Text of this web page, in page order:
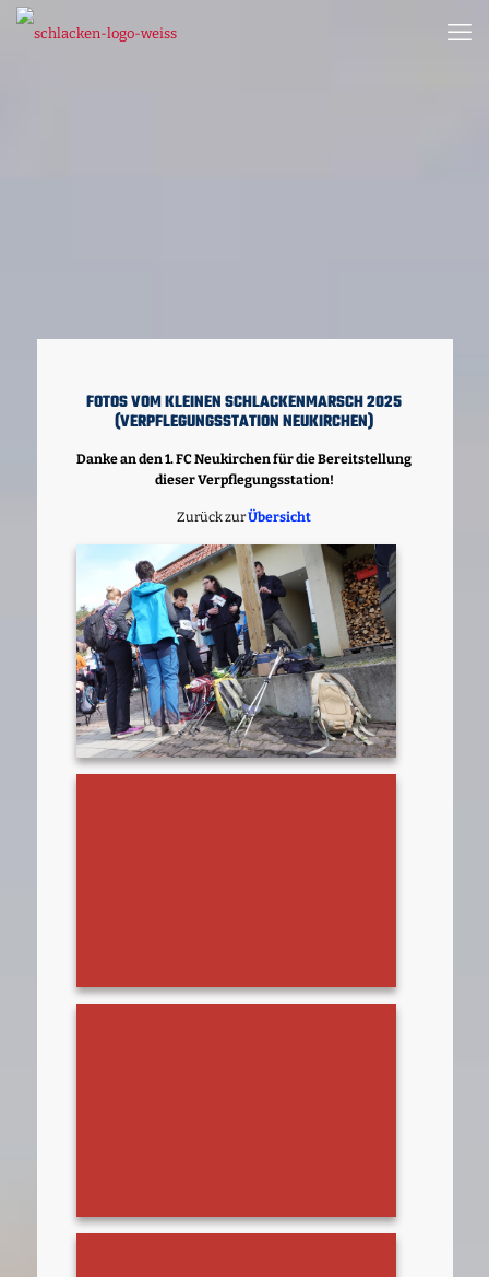
FOTOS VOM KLEINEN SCHLACKENMARSCH 2025
(VERPFLEGUNGSSTATION NEUKIRCHEN)
Danke an den 1. FC Neukirchen für die Bereitstellung
dieser Verpflegungsstation!
Zurück zurÜbersicht